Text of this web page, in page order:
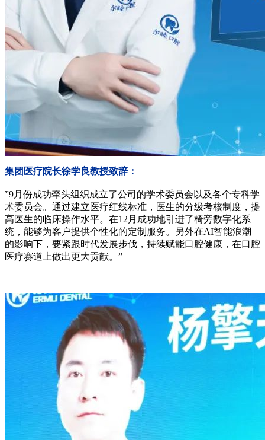
集团医疗院长徐学良教授致辞：
”9月份成功牵头组织成立了公司的学术委员会以及各个专科学
术委员会。通过建立医疗红线标准，医生的分级考核制度，提
高医生的临床操作水平。在12月成功地引进了椅旁数字化系
统，能够为客户提供个性化的定制服务。另外在AI智能浪潮
的影响下，要紧跟时代发展步伐，持续赋能口腔健康，在口腔
医疗赛道上做出更大贡献。”